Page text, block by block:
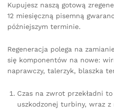
Kupujesz naszą gotową
12 miesięczną pisemną
późniejszym terminie.
Regeneracja polega na
się komponentów na nowe:
naprawczy, talerzyk, blaszka
Czas na zwrot przekładni
uszkodzonej turbiny, wraz